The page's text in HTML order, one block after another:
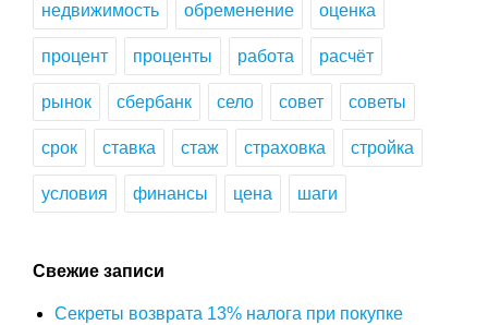
недвижимость обременение оценка
процент проценты работа расчёт
рынок сбербанк село совет советы
срок ставка стаж страховка стройка
условия финансы цена шаги
Свежие записи
Секреты возврата 13% налога при покупке